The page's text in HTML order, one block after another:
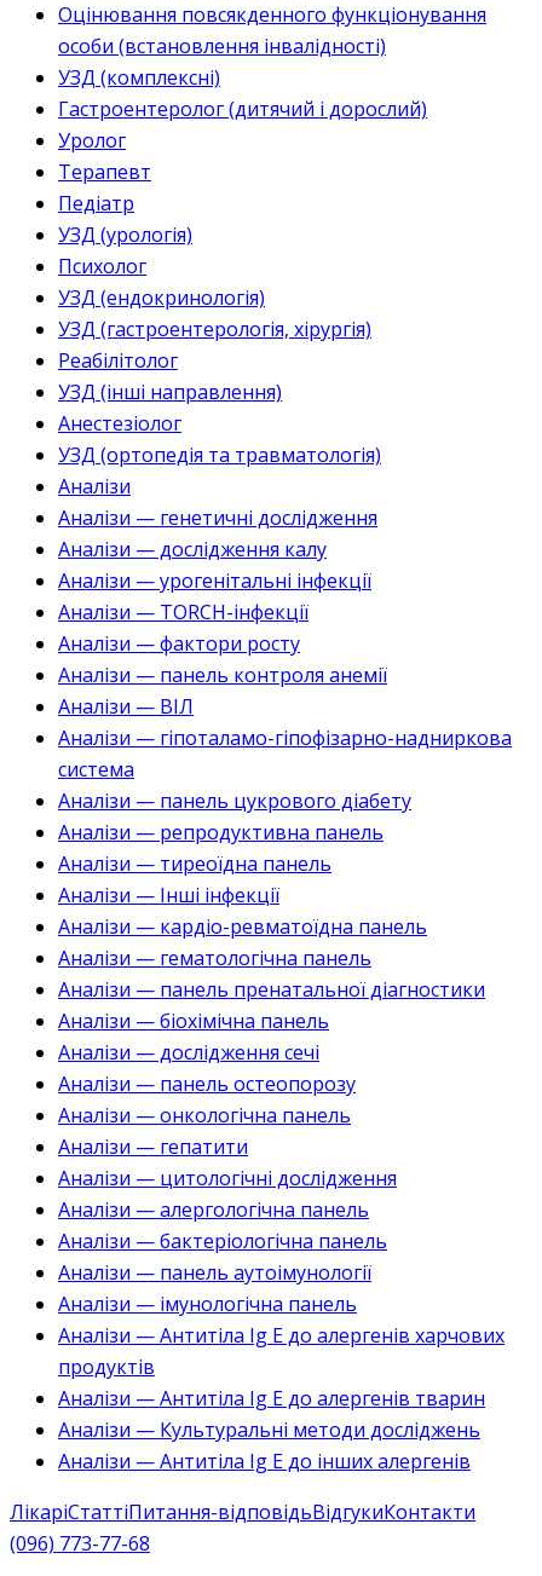
Оцінювання повсякденного функціонування
особи (встановлення інвалідності)
УЗД (комплексні)
Гастроентеролог (дитячий і дорослий)
Уролог
Терапевт
Педіатр
УЗД (урологія)
Психолог
УЗД (ендокринологія)
УЗД (гастроентерологія, хірургія)
Реабілітолог
УЗД (інші направлення)
Анестезіолог
УЗД (ортопедія та травматологія)
Аналізи
Аналізи — генетичні дослідження
Аналізи — дослідження калу
Аналізи — урогенітальні інфекції
Аналізи — TORCH-інфекції
Аналізи — фактори росту
Аналізи — панель контроля анемії
Аналізи — ВІЛ
Аналізи — гіпоталамо-гіпофізарно-надниркова
система
Аналізи — панель цукрового діабету
Аналізи — репродуктивна панель
Аналізи — тиреоїдна панель
Аналізи — Інші інфекції
Аналізи — кардіо-ревматоїдна панель
Аналізи — гематологічна панель
Аналізи — панель пренатальної діагностики
Аналізи — біохімічна панель
Аналізи — дослідження сечі
Аналізи — панель остеопорозу
Аналізи — онкологічна панель
Аналізи — гепатити
Аналізи — цитологічні дослідження
Аналізи — алергологічна панель
Аналізи — бактеріологічна панель
Аналізи — панель аутоімунології
Аналізи — імунологічна панель
Аналізи — Антитіла Ig E до алергенів харчових
продуктів
Аналізи — Антитіла Ig E до алергенів тварин
Аналізи — Культуральні методи досліджень
Аналізи — Антитіла Ig E до інших алергенів
ЛікаріСтаттіПитання-відповідьВідгукиКонтакти
(096) 773-77-68